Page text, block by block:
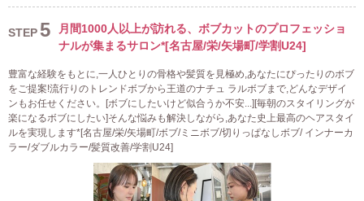
STEP 5
月間1000人以上が訪れる、ボブカットのプロフェッショ
ナルが集まるサロン*[名古屋/栄/矢場町/学割U24]
豊富な経験をもとに,一人ひとりの骨格や髪質を見極め,あなたにぴったりのボブ
をご提案!流行りのトレンドボブから王道のナチュ ラルボブまで,どんなデザイ
ンもお任せください。[ボブにしたいけど似合うか不安...][毎朝のスタイリングが
楽になるボブにしたい]そんな悩みも解決しながら,あなた史上最高のヘアスタイ
ルを実現します*[名古屋/栄/矢場町/ボブ/ミニボブ/切りっぱなしボブ/ インナーカ
ラー/ダブルカラー/髪質改善/学割U24]